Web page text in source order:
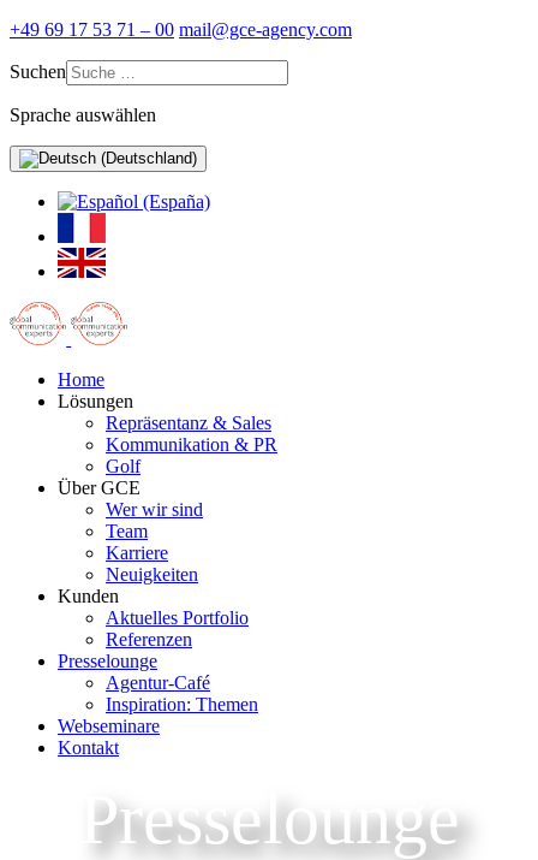
+49 69 17 53 71 – 00 mail@gce-agency.com
Suchen
Sprache auswählen
Home
Lösungen
Repräsentanz & Sales
Kommunikation & PR
Golf
Über GCE
Wer wir sind
Team
Karriere
Neuigkeiten
Kunden
Aktuelles Portfolio
Referenzen
Presselounge
Agentur-Café
Inspiration: Themen
Webseminare
Kontakt
Presselounge